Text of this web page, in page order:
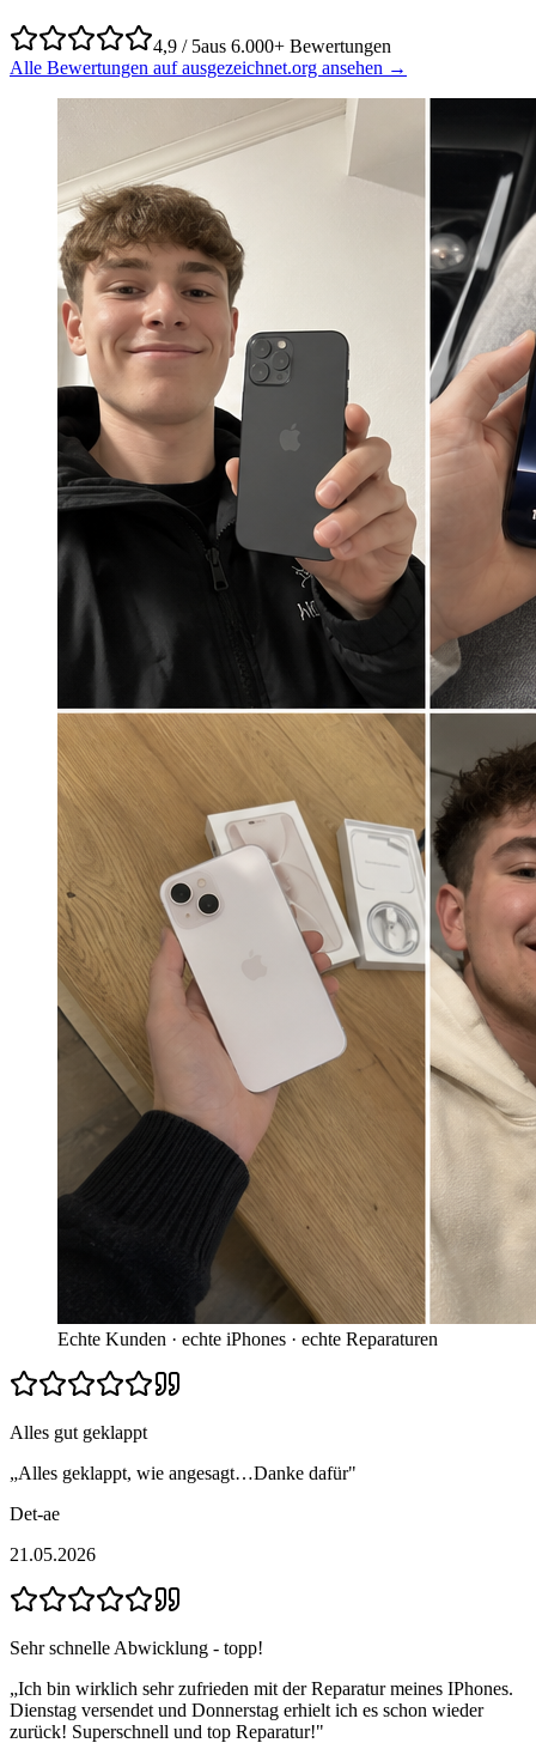
4,9 / 5aus 6.000+ Bewertungen
Alle Bewertungen auf ausgezeichnet.org ansehen →
Echte Kunden · echte iPhones · echte Reparaturen
Alles gut geklappt
„Alles geklappt, wie angesagt…Danke dafür"
Det-ae
21.05.2026
Sehr schnelle Abwicklung - topp!
„Ich bin wirklich sehr zufrieden mit der Reparatur meines IPhones.
Dienstag versendet und Donnerstag erhielt ich es schon wieder
zurück! Superschnell und top Reparatur!"